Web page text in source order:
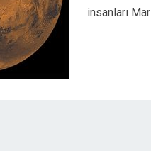
insanları